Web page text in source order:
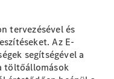
tervezésével és
Az E-
segítségével a
töltőállomások